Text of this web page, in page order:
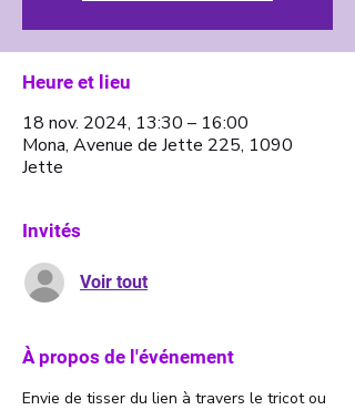
Heure et lieu
18 nov. 2024, 13:30 – 16:00
Mona, Avenue de Jette 225, 1090
Jette
Invités
Voir tout
À propos de l'événement
Envie de tisser du lien à travers le tricot ou